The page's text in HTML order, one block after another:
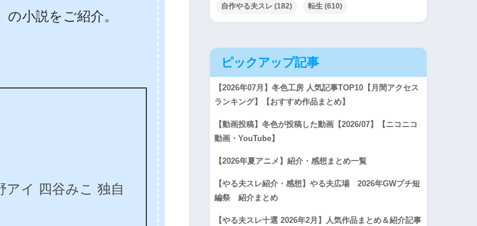
小説をご紹介。
アイ 四谷みこ 独自
自作やる夫スレ (182) 転生 (610)
ピックアップ記事
【2026年07月】冬色工房 人気記事TOP10【月間アクセス
ランキング】【おすすめ作品まとめ】
【動画投稿】冬色が投稿した動画【2026/07】【ニコニコ
動画・YouTube】
【2026年夏アニメ】紹介・感想まとめ一覧
【やる夫スレ紹介・感想】やる夫広場 2026年GWプチ短
編祭 紹介まとめ
【やる夫スレ十選 2026年2月】人気作品まとめ＆紹介記事